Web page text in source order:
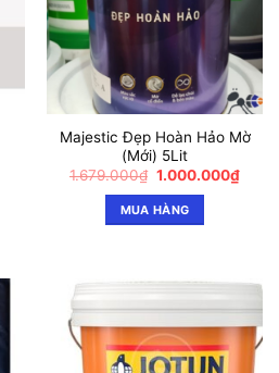
Majestic Đẹp Hoàn Hảo Mờ
(Mới) 5Lit
1.679.000₫ Giá
là:
1.679.000₫.
1.000.000₫Giá
MUA HÀNG